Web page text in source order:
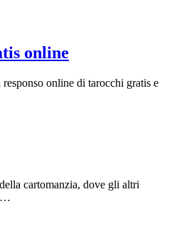
online
online di tarocchi gratis e
cartomanzia, dove gli altri